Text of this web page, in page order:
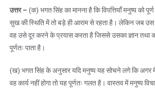
उत्तर – (क) भगत सिंह का मानना है कि विपत्तियाँ मनुष्य को
सुख की स्थिति में तो बड़े ही आराम से रहता है। लेकिन जब
वह उसे दूर करने के प्रयास करता है जिससे उसका ज्ञान तथा
पूर्णतः पाता है।
(ख) भगत सिंह के अनुसार यदि मनुष्य यह सोचने लगे कि अगर मैं
वह कार्य नहीं होगा तो यह पूर्णतः गलत है। वास्तव में मनुष्य